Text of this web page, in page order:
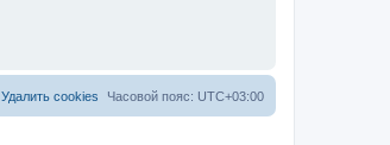
Часовой пояс: UTC+03:00
Удалить cookies